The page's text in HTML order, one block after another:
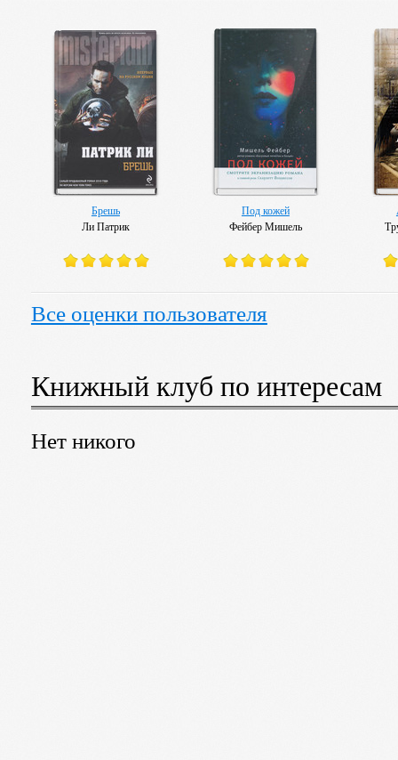
Брешь
Ли Патрик
Под кожей
Фейбер Мишель
Все оценки пользователя
Книжный клуб по интересам
Нет никого